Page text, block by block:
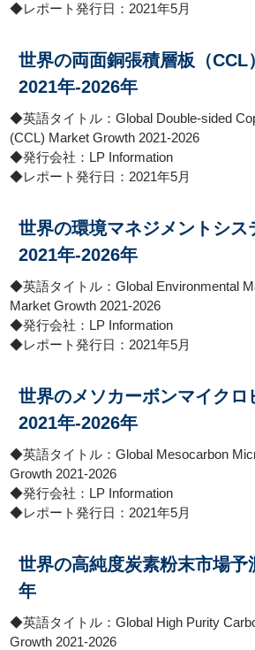
◆レポート発行日：2021年5月
世界の両面銅張積層板（CCL
2021年-2026年
◆英語タイトル：Global Double-sided
(CCL) Market Growth 2021-2026
◆発行会社：LP Information
◆レポート発行日：2021年5月
世界の環境マネジメントシス
2021年-2026年
◆英語タイトル：Global Environmental
Market Growth 2021-2026
◆発行会社：LP Information
◆レポート発行日：2021年5月
世界のメソカーボンマイクロ
2021年-2026年
◆英語タイトル：Global Mesocarbon
Growth 2021-2026
◆発行会社：LP Information
◆レポート発行日：2021年5月
世界の高純度炭素粉末市場予
年
◆英語タイトル：Global High Purity
Growth 2021-2026